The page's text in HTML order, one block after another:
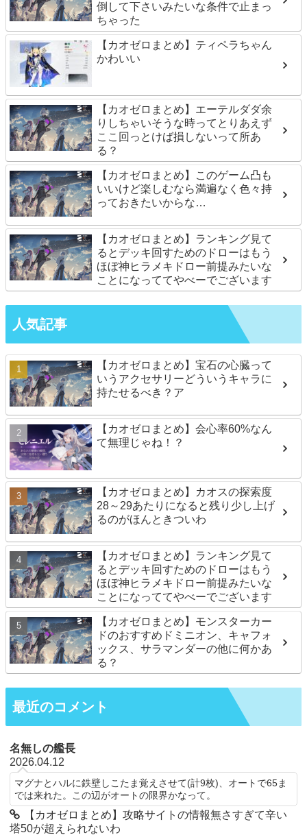
倒して下さいみたいな条件で止まっ
ちゃった
【カオゼロまとめ】ティペラちゃん
かわいい
【カオゼロまとめ】エーテルダダ余
りしちゃいそうな時ってとりあえず
ここ回っとけば損しないって所あ
る？
【カオゼロまとめ】このゲーム凸も
いいけど楽しむなら満遍なく色々持
っておきたいからな…
【カオゼロまとめ】ランキング見て
るとデッキ回すためのドローはもう
ほぼ神ヒラメキドロー前提みたいな
ことになっててやべーでございます
人気記事
【カオゼロまとめ】宝石の心臓って
いうアクセサリーどういうキャラに
持たせるべき？ア
【カオゼロまとめ】会心率60%なん
て無理じゃね！？
【カオゼロまとめ】カオスの探索度
28～29あたりになると残り少し上げ
るのがほんときついわ
【カオゼロまとめ】ランキング見て
るとデッキ回すためのドローはもう
ほぼ神ヒラメキドロー前提みたいな
ことになっててやべーでございます
【カオゼロまとめ】モンスターカー
ドのおすすめドミニオン、キャフォ
ックス、サラマンダーの他に何かあ
る？
最近のコメント
名無しの艦長
2026.04.12
マグナとハルに鉄壁しこたま覚えさせて(計9枚)、オートで65ま
では来れた。この辺がオートの限界かなって。
【カオゼロまとめ】攻略サイトの情報無さすぎて辛い
塔50が超えられないわ